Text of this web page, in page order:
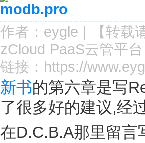
作者： eygle | 【转载
zCloud PaaS云管平台
链接： https://
新书的第六章是写
了很多好的建议,经
在D.C.B.A那里留言